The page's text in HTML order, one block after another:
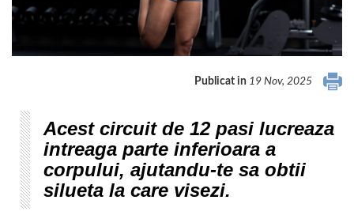
Publicat in 19 Nov, 2025
Acest circuit de 12 pasi lucreaza
intreaga parte inferioara a
corpului, ajutandu-te sa obtii
silueta la care visezi.